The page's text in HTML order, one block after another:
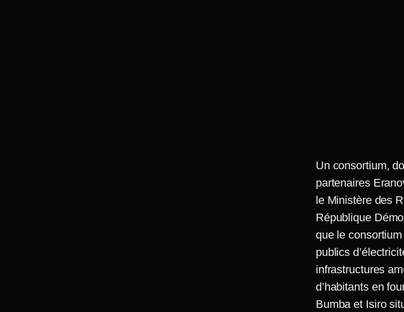
Un consortium,
partenaires
le Ministère des
République
que le
publics
infrastructures
d’habitants en
Bumba et Isiro